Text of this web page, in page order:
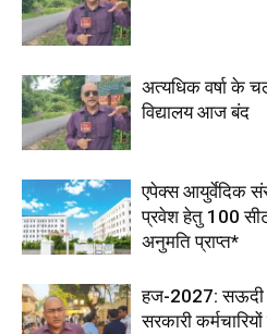
अत्यधिक वर्षा के
विद्यालय आज बंद
एपेक्स आयुर्वेदिक
प्रवेश हेतु 100
अनुमति प्राप्त*
हज-2027: सऊदी
सरकारी